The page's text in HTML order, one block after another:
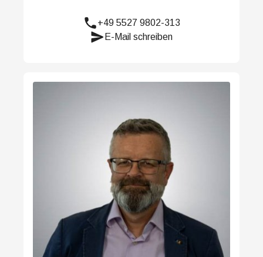
+49 5527 9802-313
E-Mail schreiben